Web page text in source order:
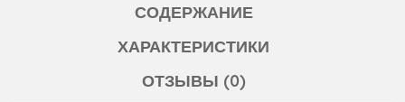
СОДЕРЖАНИЕ
ХАРАКТЕРИСТИКИ
ОТЗЫВЫ (0)